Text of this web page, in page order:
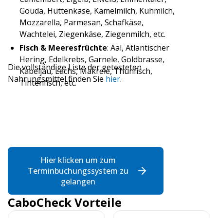
Gouda, Hüttenkäse, Kamelmilch, Kuhmilch,
Mozzarella, Parmesan, Schafkäse,
Wachtelei, Ziegenkäse, Ziegenmilch, etc.
Fisch & Meeresfrüchte: Aal, Atlantischer
Hering, Edelkrebs, Garnele, Goldbrasse,
Kabeljau, Lachs, Makrele, Thunfisch,
Tintenfisch, etc.
Blumenkohl, Brokkoli, Chicorée, Fenchel,
Grünkohl, Gurke, Karotte, Kartoffel,
Knoblauch, Kürbis, Lauch, Oliven, Paprika,
Radieschen, Spinat, Tomate, Zwiebel, etc.
Getreide & Samen: Amarant, Buchweizen,
Dinkel, Gerste, Hafer, Hirse, Leinsamen,
Die vollständige Liste der getesteten
Nahrungsmittel finden Sie hier.
Hier klicken um zum
Terminbuchungssystem zu
gelangen
CaboCheck Vorteile